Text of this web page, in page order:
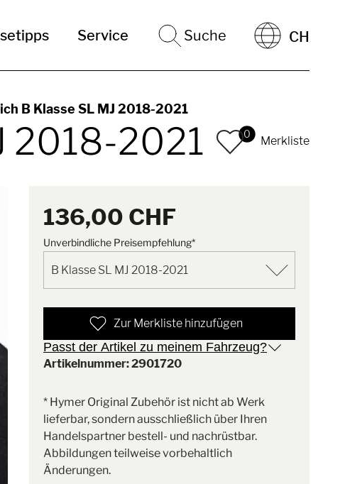
Service Suche CH
B Klasse SL MJ 2018-2021
2018-2021 0
Merkliste
136,00 CHF
Unverbindliche Preisempfehlung*
Zur Merkliste hinzufügen
Passt der Artikel zu meinem Fahrzeug?
Artikelnummer: 2901720
* Hymer Original Zubehör ist nicht ab Werk
lieferbar, sondern ausschließlich über Ihren
Handelspartner bestell- und nachrüstbar.
Abbildungen teilweise vorbehaltlich
Änderungen.